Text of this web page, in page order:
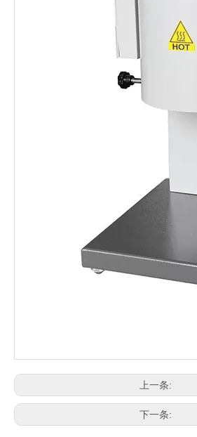
上一条:
下一条: